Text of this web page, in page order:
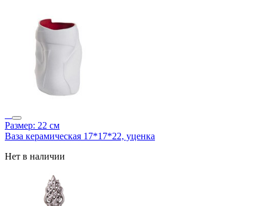
Размер: 22 см
Ваза керамическая 17*17*22, уценка
Нет в наличии